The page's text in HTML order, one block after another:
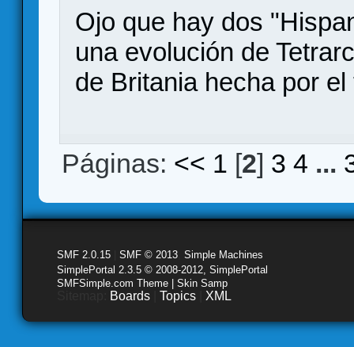
Ojo que hay dos
una evolución de
de Britania hecha por
Páginas: << 1 [2] 3 4 ...
SMF 2.0.15 SMF © 2013 Simple Machines
SimplePortal 2.3.5 © 2008-2012, SimplePortal
SMFSimple.com Theme | Skin Samp
Boards Topics XML